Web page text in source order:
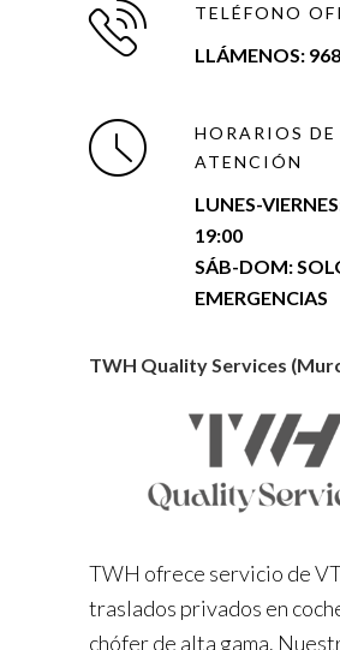
TELÉFONO
LLÁMENOS:
HORARIOS DE
ATENCIÓN
LUNES-
19:00
SÁB-DOM:
EMERGENCIAS
TWH Quality Services
TWH ofrece servicio de
traslados privados en
chófer de alta gama.